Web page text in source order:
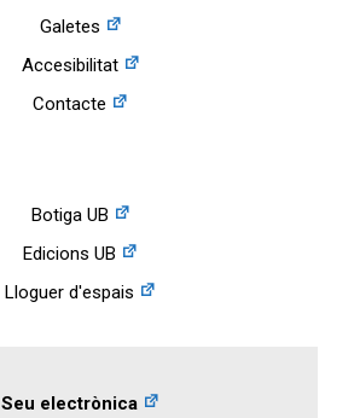
Galetes
Accesibilitat
Contacte
Botiga UB
Edicions UB
Lloguer d'espais
Seu electrònica